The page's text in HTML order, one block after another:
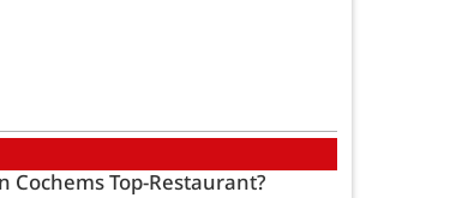
Top-Restaurant?